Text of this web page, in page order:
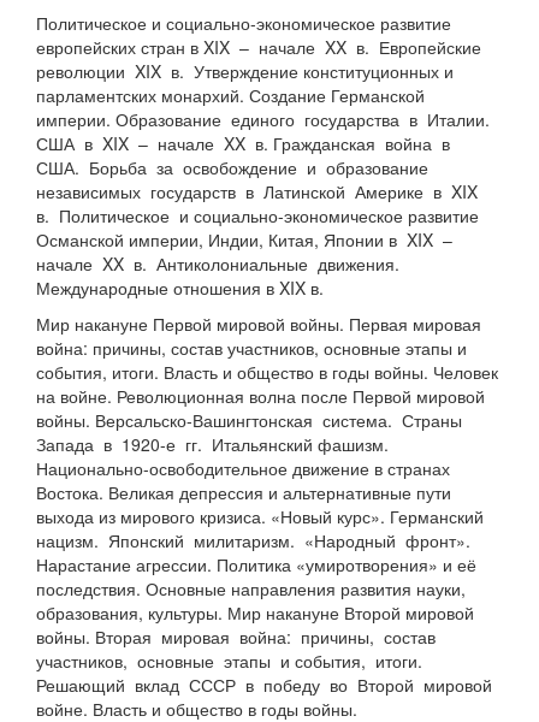
Политическое и социально-экономическое развитие
европейских стран в XIX – начале XX в. Европейские
революции XIX в. Утверждение конституционных и
парламентских монархий. Создание Германской
империи. Образование единого государства в Италии.
США в XIX – начале XX в. Гражданская война в
США. Борьба за освобождение и образование
независимых государств в Латинской Америке в XIX
в. Политическое и социально-экономическое развитие
Османской империи, Индии, Китая, Японии в XIX –
начале XX в. Антиколониальные движения.
Международные отношения в XIX в.
Мир накануне Первой мировой войны. Первая мировая
война: причины, состав участников, основные этапы и
события, итоги. Власть и общество в годы войны. Человек
на войне. Революционная волна после Первой мировой
войны. Версальско-Вашингтонская система. Страны
Запада в 1920-е гг. Итальянский фашизм.
Национально-освободительное движение в странах
Востока. Великая депрессия и альтернативные пути
выхода из мирового кризиса. «Новый курс». Германский
нацизм. Японский милитаризм. «Народный фронт».
Нарастание агрессии. Политика «умиротворения» и её
последствия. Основные направления развития науки,
образования, культуры. Мир накануне Второй мировой
войны. Вторая мировая война: причины, состав
участников, основные этапы и события, итоги.
Решающий вклад СССР в победу во Второй мировой
войне. Власть и общество в годы войны.